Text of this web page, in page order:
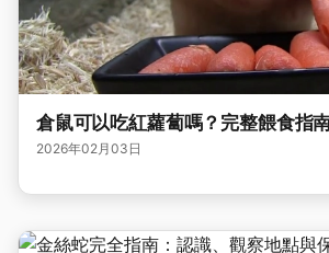
倉鼠可以吃紅蘿蔔嗎？完整餵食指
2026年02月03日